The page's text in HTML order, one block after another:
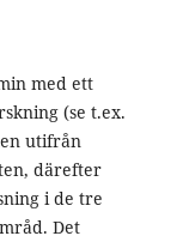
med ett
(se t.ex.
utifrån
därefter
i de tre
Det